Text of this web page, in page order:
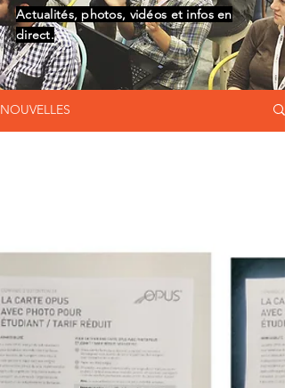
NOUVELLES
Actualités, photos, vidéos et infos en
direct.